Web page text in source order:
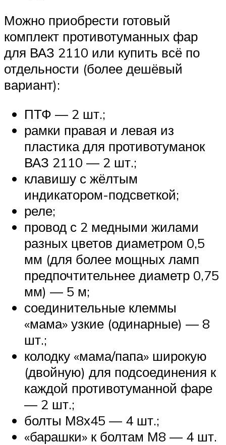
Можно приобрести готовый
комплект противотуманных фар
для ВАЗ 2110 или купить всё по
отдельности (более дешёвый
вариант):
ПТФ — 2 шт.;
рамки правая и левая из
пластика для противотуманок
ВАЗ 2110 — 2 шт.;
клавишу с жёлтым
индикатором-подсветкой;
реле;
провод с 2 медными жилами
разных цветов диаметром 0,5
мм (для более мощных ламп
предпочтительнее диаметр 0,75
мм) — 5 м;
соединительные клеммы
«мама» узкие (одинарные) — 8
шт.;
колодку «мама/папа» широкую
(двойную) для подсоединения к
каждой противотуманной фаре
— 2 шт.;
болты М8х45 — 4 шт.;
«барашки» к болтам М8 — 4 шт.